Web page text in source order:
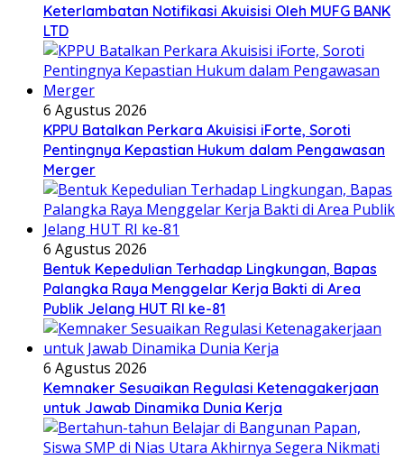
Keterlambatan Notifikasi Akuisisi Oleh MUFG BANK
LTD
6 Agustus 2026
KPPU Batalkan Perkara Akuisisi iForte, Soroti
Pentingnya Kepastian Hukum dalam Pengawasan
Merger
6 Agustus 2026
Bentuk Kepedulian Terhadap Lingkungan, Bapas
Palangka Raya Menggelar Kerja Bakti di Area
Publik Jelang HUT RI ke-81
6 Agustus 2026
Kemnaker Sesuaikan Regulasi Ketenagakerjaan
untuk Jawab Dinamika Dunia Kerja